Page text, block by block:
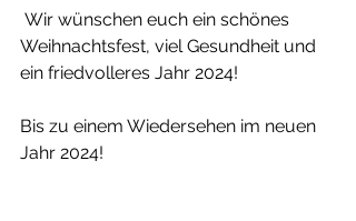
Wir wünschen euch ein schönes
Weihnachtsfest, viel Gesundheit und
ein friedvolleres Jahr 2024!
Bis zu einem Wiedersehen im neuen
Jahr 2024!